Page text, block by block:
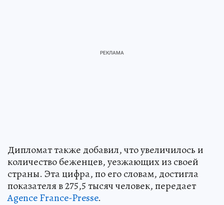
Дипломат также добавил, что увеличилось и
количество беженцев, уезжающих из своей
страны. Эта цифра, по его словам, достигла
показателя в 275,5 тысяч человек, передает
Agence France-Presse.